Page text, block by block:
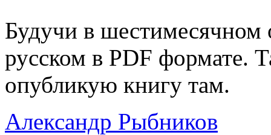
Будучи в шестимесячном
русском в PDF формате.
опубликую книгу там.
Александр Рыбников